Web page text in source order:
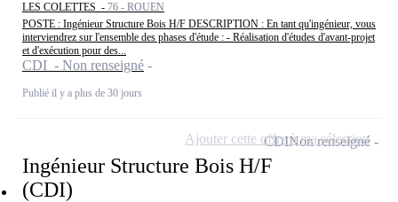
LES COLETTES - 76 - ROUEN
POSTE : Ingénieur Structure Bois H/F DESCRIPTION : En tant qu'ingénieur, vous
interviendrez sur l'ensemble des phases d'étude : - Réalisation d'études d'avant-projet
et d'exécution pour des...
CDI - Non renseigné
Publié il y a plus de 30 jours
Ingénieur Structure Bois H/F
(CDI)
CDINon renseigné
Ajouter cette offre à ma sélection